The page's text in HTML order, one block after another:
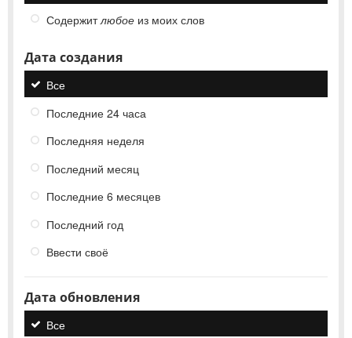
Содержитлюбое из моих слов
Дата создания
Все
Последние 24 часа
Последняя неделя
Последний месяц
Последние 6 месяцев
Последний год
Ввести своё
Дата обновления
Все